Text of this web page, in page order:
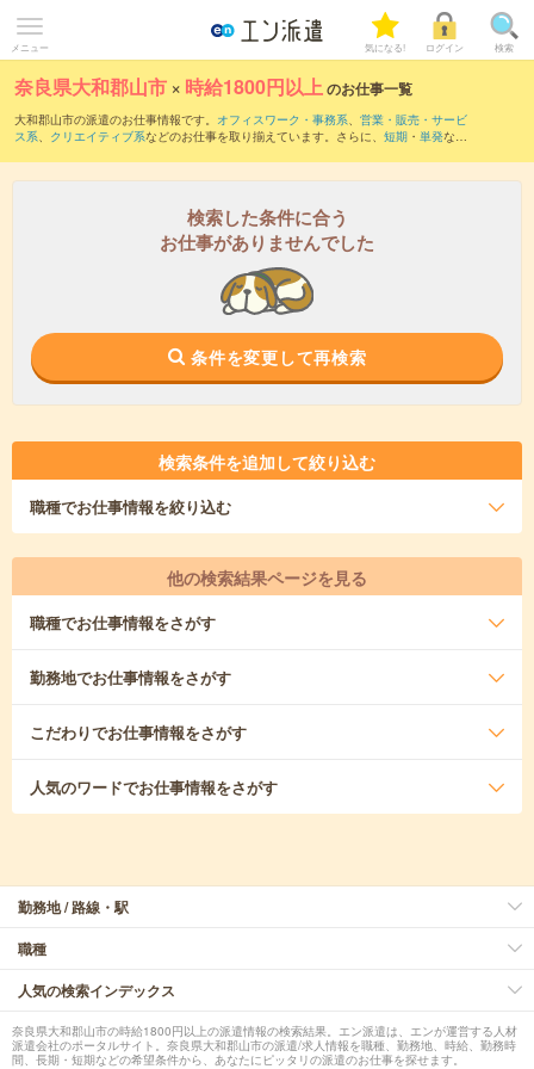
メニュー 気になる! ログイン 検索
奈良県大和郡山市 × 時給1800円以上のお仕事一覧
大和郡山市の派遣のお仕事情報です。 オフィスワーク・事務系、 営業・販売・サービ
ス系、 クリエイティブ系などのお仕事を取り揃えています。さらに、 短期 ・ 単発など
検索した条件に合う
お仕事がありませんでした
条件を変更して再検索
検索条件を追加して絞り込む
職種でお仕事情報を絞り込む
他の検索結果ページを見る
職種でお仕事情報をさがす
勤務地でお仕事情報をさがす
こだわりでお仕事情報をさがす
人気のワードでお仕事情報をさがす
勤務地 / 路線・駅
職種
人気の検索インデックス
奈良県大和郡山市の時給1800円以上の派遣情報の検索結果。エン派遣は、エンが運営する人材
派遣会社のポータルサイト。奈良県大和郡山市の派遣/求人情報を職種、勤務地、時給、勤務時
間、長期・短期などの希望条件から、あなたにピッタリの派遣のお仕事を探せます。